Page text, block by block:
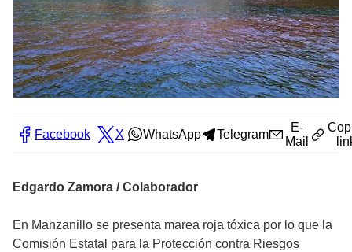
Facebook X WhatsApp Telegram
E-
Mail
Edgardo Zamora / Colaborador
En Manzanillo se presenta marea roja tóxica por lo que la
Comisión Estatal para la Protección contra Riesgos